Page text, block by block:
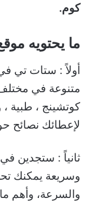
كوم.
ما يحتويه
أولاً : ستات تي
متنوعة في
كوتشينج ، طبية
لإعطائك نصائح
ثانياً :
وسريعة يمكنك
والسرعة، وأهم